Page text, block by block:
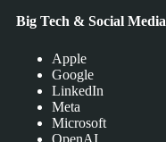
Big Tech & Social Media
Apple
Google
LinkedIn
Meta
Microsoft
OpenAI